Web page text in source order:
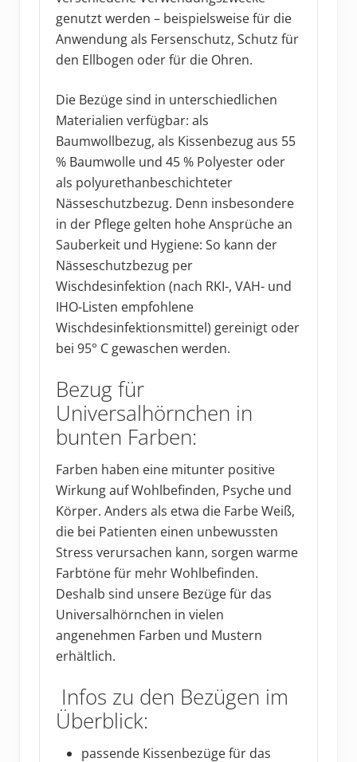
genutzt werden – beispielsweise für die
Anwendung als Fersenschutz, Schutz für
den Ellbogen oder für die Ohren.
Die Bezüge sind in unterschiedlichen
Materialien verfügbar: als
Baumwollbezug, als Kissenbezug aus 55
% Baumwolle und 45 % Polyester oder
als polyurethanbeschichteter
Nässeschutzbezug. Denn insbesondere
in der Pflege gelten hohe Ansprüche an
Sauberkeit und Hygiene: So kann der
Nässeschutzbezug per
Wischdesinfektion (nach RKI-, VAH- und
IHO-Listen empfohlene
Wischdesinfektionsmittel) gereinigt oder
bei 95° C gewaschen werden.
Bezug für
Universalhörnchen in
bunten Farben:
Farben haben eine mitunter positive
Wirkung auf Wohlbefinden, Psyche und
Körper. Anders als etwa die Farbe Weiß,
die bei Patienten einen unbewussten
Stress verursachen kann, sorgen warme
Farbtöne für mehr Wohlbefinden.
Deshalb sind unsere Bezüge für das
Universalhörnchen in vielen
angenehmen Farben und Mustern
erhältlich.
Infos zu den Bezügen im
Überblick:
passende Kissenbezüge für das